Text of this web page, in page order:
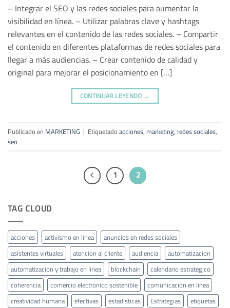
– Integrar el SEO y las redes sociales para aumentar la
visibilidad en línea. – Utilizar palabras clave y hashtags
relevantes en el contenido de las redes sociales. – Compartir
el contenido en diferentes plataformas de redes sociales para
llegar a más audiencias. – Crear contenido de calidad y
original para mejorar el posicionamiento en […]
CONTINUAR LEYENDO →
Publicado en MARKETING | Etiquetadoacciones, marketing, redes sociales,
seo
1 2
TAG CLOUD
acciones activismo en linea
anuncios en redes sociales
asistentes virtuales
atencion al cliente audiencia
automatizacion
automatizacion y trabajo en linea
blockchain
calendario estrategico
coherencia
comercio electronico sostenible
comunicacion en linea
creatividad humana
efectivas estadisticas Estrategias
etiquetas